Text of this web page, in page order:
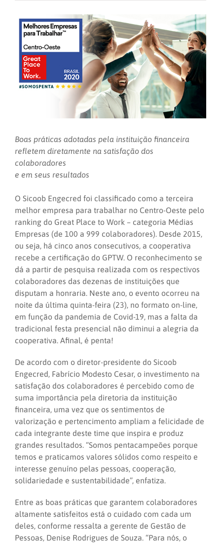
Boas práticas adotadas pela instituição financeira
refletem diretamente na satisfação dos
colaboradores
e em seus resultados
O Sicoob Engecred foi classificado como a terceira
melhor empresa para trabalhar no Centro-Oeste pelo
ranking do Great Place to Work – categoria Médias
Empresas (de 100 a 999 colaboradores). Desde 2015,
ou seja, há cinco anos consecutivos, a cooperativa
recebe a certificação do GPTW. O reconhecimento se
dá a partir de pesquisa realizada com os respectivos
colaboradores das dezenas de instituições que
disputam a honraria. Neste ano, o evento ocorreu na
noite da última quinta-feira (23), no formato on-line,
em função da pandemia de Covid-19, mas a falta da
tradicional festa presencial não diminui a alegria da
cooperativa. Afinal, é penta!
De acordo com o diretor-presidente do Sicoob
Engecred, Fabrício Modesto Cesar, o investimento na
satisfação dos colaboradores é percebido como de
suma importância pela diretoria da instituição
financeira, uma vez que os sentimentos de
valorização e pertencimento ampliam a felicidade de
cada integrante deste time que inspira e produz
grandes resultados. “Somos pentacampeões porque
temos e praticamos valores sólidos como respeito e
interesse genuíno pelas pessoas, cooperação,
solidariedade e sustentabilidade”, enfatiza.
Entre as boas práticas que garantem colaboradores
altamente satisfeitos está o cuidado com cada um
deles, conforme ressalta a gerente de Gestão de
Pessoas, Denise Rodrigues de Souza. “Para nós, o